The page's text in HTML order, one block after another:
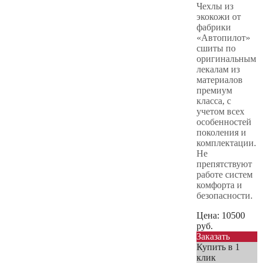
Чехлы из
экокожи от
фабрики
«Автопилот»
сшиты по
оригинальным
лекалам из
материалов
премиум
класса, с
учетом всех
особенностей
поколения и
комплектации.
Не
препятствуют
работе систем
комфорта и
безопасности.
Цена: 10500
руб.
Заказать
Купить в 1
клик